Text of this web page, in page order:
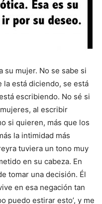
su mujer. No se sabe si
la está diciendo, se está
escribiendo. No sé si
al escribir
si quieren, más que los
la intimidad más
tuviera un tono muy
en su cabeza. En
tomar una decisión. Él
en esa negación tan
puedo estirar esto’, y me